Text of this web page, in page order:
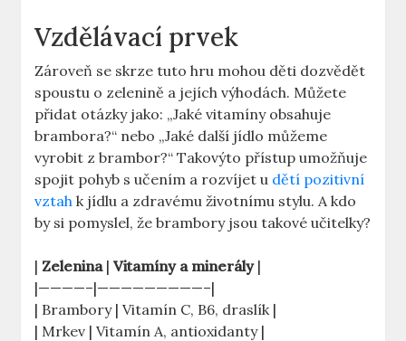
Vzdělávací prvek
Zároveň se skrze tuto hru mohou děti dozvědět
spoustu o zelenině a jejích výhodách. Můžete
přidat otázky jako: „Jaké vitamíny obsahuje
brambora?“ nebo „Jaké další jídlo můžeme
vyrobit z brambor?“ Takovýto přístup umožňuje
spojit pohyb s učením a rozvíjet u dětí pozitivní
vztah k jídlu a zdravému životnímu stylu. A kdo
by si pomyslel, že brambory jsou takové učitelky?
| Zelenina|Vitamíny a minerály|
|————–|—————————–|
| Brambory | Vitamín C, B6, draslík |
| Mrkev | Vitamín A, antioxidanty |